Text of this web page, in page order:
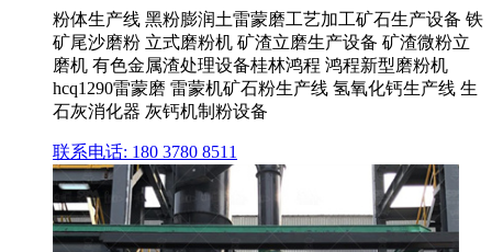
粉体生产线 黑粉膨润土雷蒙磨工艺加工矿石生产设备 铁
矿尾沙磨粉 立式磨粉机 矿渣立磨生产设备 矿渣微粉立
磨机 有色金属渣处理设备桂林鸿程 鸿程新型磨粉机
hcq1290雷蒙磨 雷蒙机矿石粉生产线 氢氧化钙生产线 生
石灰消化器 灰钙机制粉设备
联系电话: 180 3780 8511